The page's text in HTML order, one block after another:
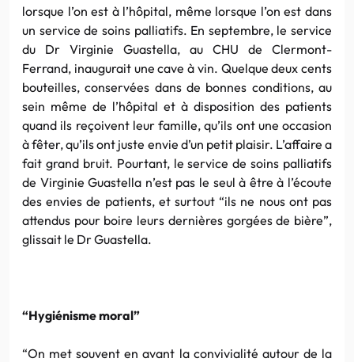
lorsque l’on est à l’hôpital, même lorsque l’on est dans
un service de soins palliatifs. En septembre, le service
du Dr Virginie Guastella, au CHU de Clermont-
Ferrand, inaugurait une cave à vin. Quelque deux cents
bouteilles, conservées dans de bonnes conditions, au
sein même de l’hôpital et à disposition des patients
quand ils reçoivent leur famille, qu’ils ont une occasion
à fêter, qu’ils ont juste envie d’un petit plaisir. L’affaire a
fait grand bruit. Pourtant, le service de soins palliatifs
de Virginie Guastella n’est pas le seul à être à l’écoute
des envies de patients, et surtout “ils ne nous ont pas
attendus pour boire leurs dernières gorgées de bière”,
glissait le Dr Guastella.
“Hygiénisme moral”
“On met souvent en avant la convivialité autour de la